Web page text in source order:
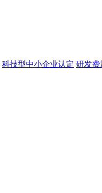
科技型中小企业认定 研发费